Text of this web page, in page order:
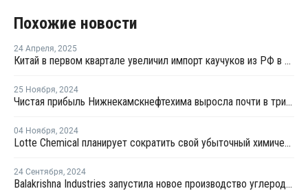
Похожие новости
24 Апреля, 2025
Китай в первом квартале увеличил импорт каучуков из РФ в денежном выражении в 1,5 раза
25 Ноября, 2024
Чистая прибыль Нижнекамскнефтехима выросла почти в три раза за девять месяцев 2024 года
04 Ноября, 2024
Lotte Chemical планирует сократить свой убыточный химический бизнес
24 Сентября, 2024
Balakrishna Industries запустила новое производство углерода в Индии